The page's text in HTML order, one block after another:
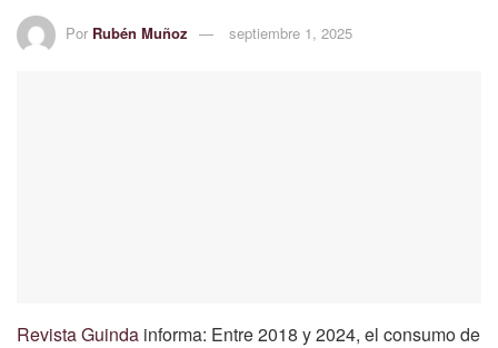
Por Rubén Muñoz septiembre 1, 2025
Revista Guinda informa: Entre 2018 y 2024, el consumo de